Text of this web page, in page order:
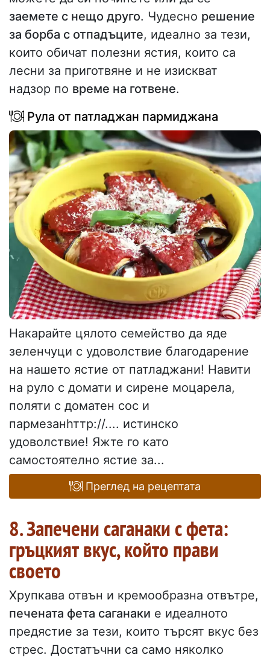
заемете с нещо друго. Чудесно решение
за борба с отпадъците, идеално за тези,
които обичат полезни ястия, които са
лесни за приготвяне и не изискват
надзор по време на готвене.
Рула от патладжан пармиджана
Накарайте цялото семейство да яде
зеленчуци с удоволствие благодарение
на нашето ястие от патладжани! Навити
на руло с домати и сирене моцарела,
поляти с доматен сос и
пармезанһттр://.... истинско
удоволствие! Яжте го като
самостоятелно ястие за...
Преглед на рецептата
8. Запечени саганаки с фета:
гръцкият вкус, който прави
своето
Хрупкава отвън и кремообразна отвътре,
печената фета саганаки е идеалното
предястие за тези, които търсят вкус без
стрес. Достатъчни са само няколко